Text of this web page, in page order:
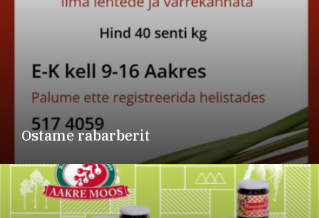
Ostame rabarberit